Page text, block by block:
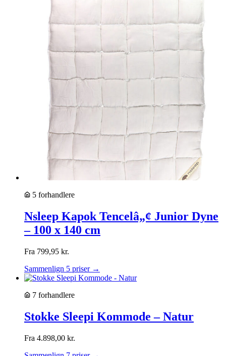
5 forhandlere
Nsleep Kapok Tencelâ„¢ Junior Dyne
– 100 x 140 cm
Fra 799,95 kr.
Sammenlign 5 priser →
7 forhandlere
Stokke Sleepi Kommode – Natur
Fra 4.898,00 kr.